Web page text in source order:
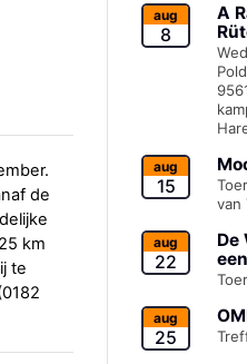
EHPVA & EuSupino 🡺
Forum ligfietsers.nl 🡺
de
km
te
aug
8
A
aug
15
van
aug
22
De
aug
25